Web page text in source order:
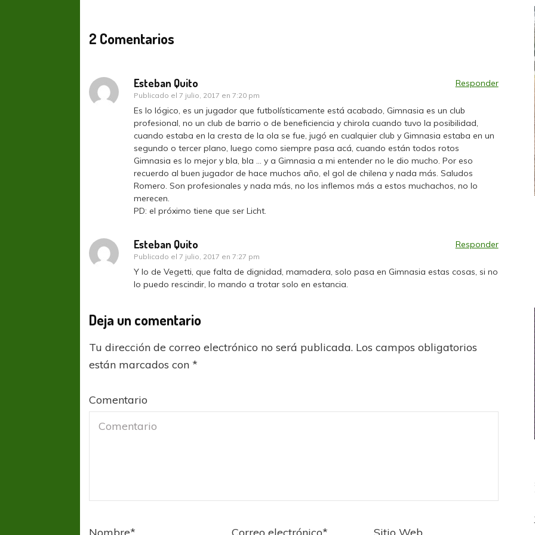
2 Comentarios
Esteban Quito
Publicado el7 julio, 2017 en 7:20 pm
Responder
Es lo lógico, es un jugador que futbolísticamente está acabado, Gimnasia es un club
profesional, no un club de barrio o de beneficiencia y chirola cuando tuvo la posibilidad,
cuando estaba en la cresta de la ola se fue, jugó en cualquier club y Gimnasia estaba en un
segundo o tercer plano, luego como siempre pasa acá, cuando están todos rotos
Gimnasia es lo mejor y bla, bla … y a Gimnasia a mi entender no le dio mucho. Por eso
recuerdo al buen jugador de hace muchos año, el gol de chilena y nada más. Saludos
Romero. Son profesionales y nada más, no los inflemos más a estos muchachos, no lo
merecen.
PD: el próximo tiene que ser Licht.
Esteban Quito
Publicado el7 julio, 2017 en 7:27 pm
Responder
Y lo de Vegetti, que falta de dignidad, mamadera, solo pasa en Gimnasia estas cosas, si no
lo puedo rescindir, lo mando a trotar solo en estancia.
Deja un comentario
Tu dirección de correo electrónico no será publicada. Los campos obligatorios
están marcados con*
Comentario
jugará ante Estrella del Sur en el
Federal
FÚTBOL FEMENINO
Las campeonas festejaron ante su gente Tiro se quedó con la primera semifinal